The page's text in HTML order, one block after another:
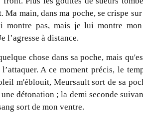
Ma main, dans ma poche, se crispe
montre pas, mais je lui montre
l’agresse à distance.
chose dans sa poche, mais
A ce moment précis, le
m'éblouit, Meursault sort de sa
détonation ; la demi seconde
sort de mon ventre.